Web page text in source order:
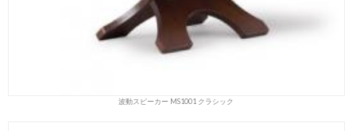
波動スピーカー MS1001 クラシック